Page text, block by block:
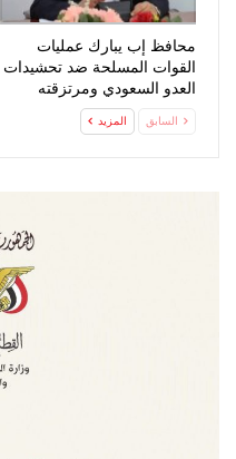
محافظ إب يبارك عمليات
القوات المسلحة ضد تحشيدات
العدو السعودي ومرتزقته
السابق المزيد